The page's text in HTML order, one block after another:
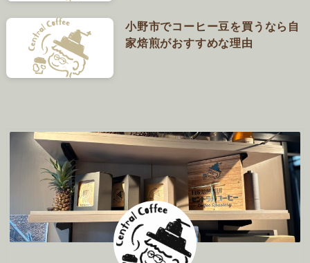
小野市でコーヒー豆を買うなら自
家焙煎がおすすめな理由